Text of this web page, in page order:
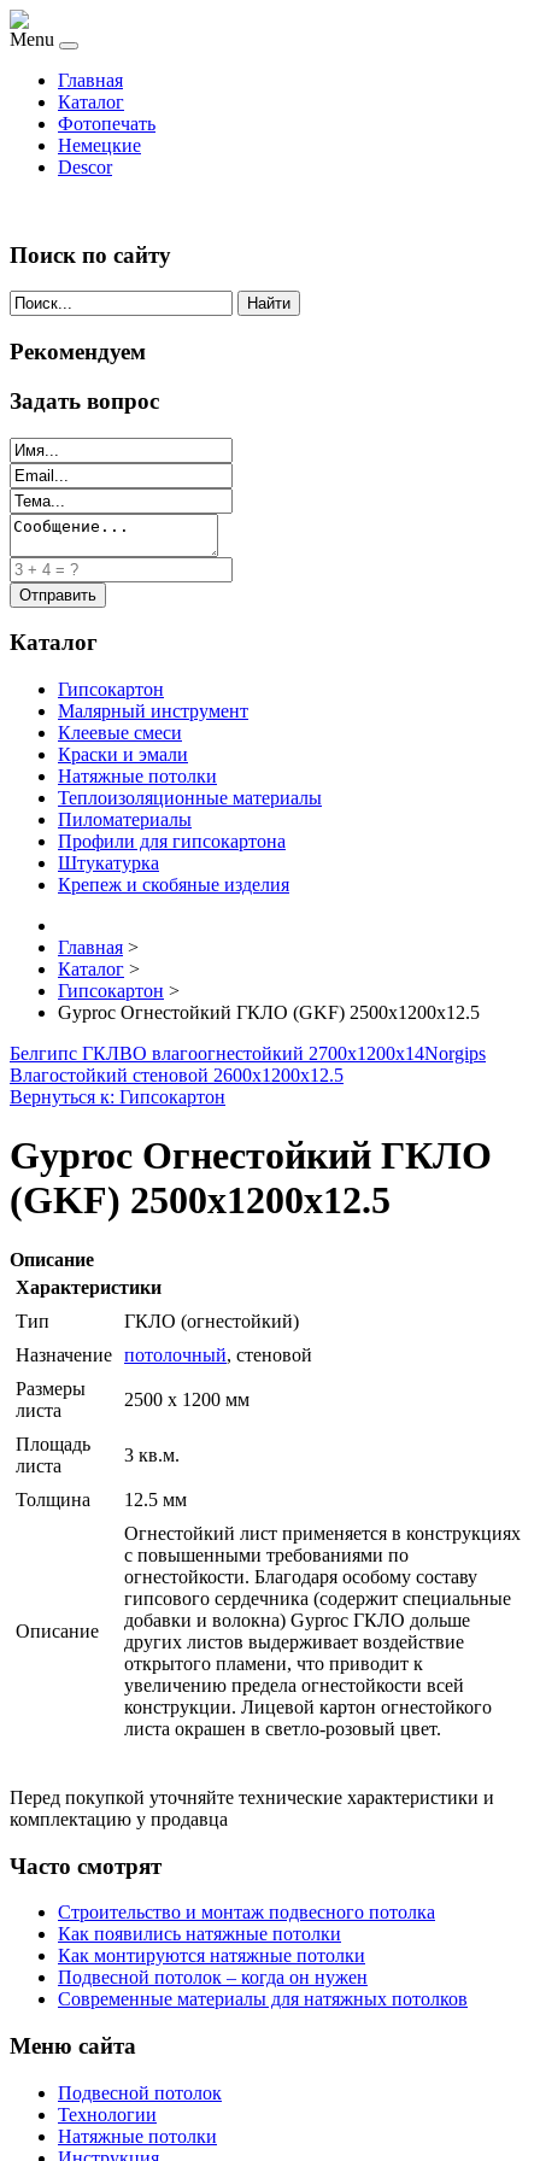
Menu
Главная
Каталог
Фотопечать
Немецкие
Descor
Поиск по сайту
Найти
Рекомендуем
Задать вопрос
Каталог
Гипсокартон
Малярный инструмент
Клеевые смеси
Краски и эмали
Натяжные потолки
Теплоизоляционные материалы
Пиломатериалы
Профили для гипсокартона
Штукатурка
Крепеж и скобяные изделия
Главная >
Каталог >
Гипсокартон >
Gyproc Огнестойкий ГКЛО (GKF) 2500x1200x12.5
Белгипс ГКЛВО влагоогнестойкий 2700х1200х14Norgips
Влагостойкий стеновой 2600x1200x12.5
Вернуться к: Гипсокартон
Gyproc Огнестойкий ГКЛО
(GKF) 2500x1200x12.5
Описание
Характеристики
Тип
ГКЛО (огнестойкий)
Назначение потолочный, стеновой
Размеры
листа
2500 x 1200 мм
Площадь
листа
3 кв.м.
Толщина 12.5 мм
Описание
Огнестойкий лист применяется в конструкциях
с повышенными требованиями по
огнестойкости. Благодаря особому составу
гипсового сердечника (содержит специальные
добавки и волокна) Gyproc ГКЛО дольше
других листов выдерживает воздействие
открытого пламени, что приводит к
увеличению предела огнестойкости всей
конструкции. Лицевой картон огнестойкого
листа окрашен в светло-розовый цвет.
Перед покупкой уточняйте технические характеристики и
комплектацию у продавца
Часто смотрят
Строительство и монтаж подвесного потолка
Как появились натяжные потолки
Как монтируются натяжные потолки
Подвесной потолок – когда он нужен
Современные материалы для натяжных потолков
Меню сайта
Подвесной потолок
Технологии
Натяжные потолки